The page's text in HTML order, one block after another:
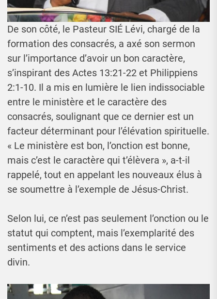
De son côté, le Pasteur SIÉ Lévi, chargé de la
formation des consacrés, a axé son sermon
sur l’importance d’avoir un bon caractère,
s’inspirant des Actes 13:21-22 et Philippiens
2:1-10. Il a mis en lumière le lien indissociable
entre le ministère et le caractère des
consacrés, soulignant que ce dernier est un
facteur déterminant pour l’élévation spirituelle.
« Le ministère est bon, l’onction est bonne,
mais c’est le caractère qui t’élèvera », a-t-il
rappelé, tout en appelant les nouveaux élus à
se soumettre à l’exemple de Jésus-Christ.
Selon lui, ce n’est pas seulement l’onction ou le
statut qui comptent, mais l’exemplarité des
sentiments et des actions dans le service
divin.